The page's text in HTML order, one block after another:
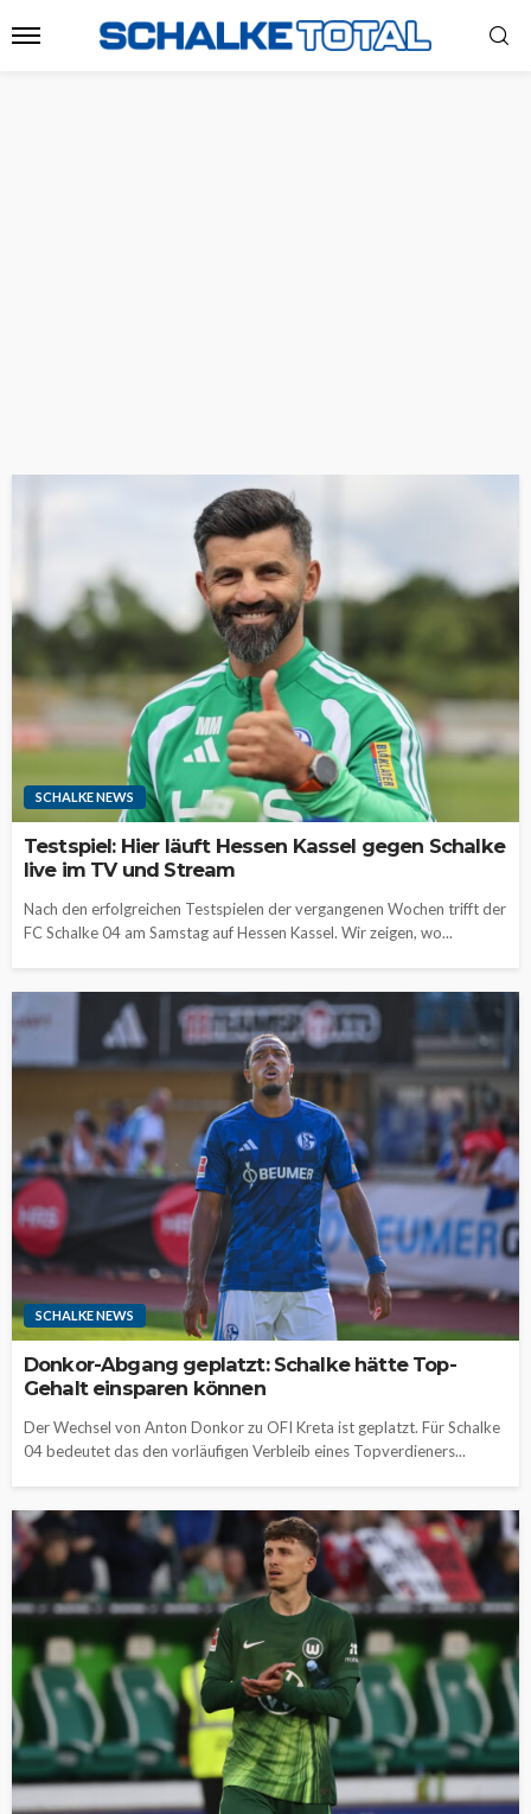
SCHALKE NEWS
Testspiel: Hier läuft Hessen Kassel gegen Schalke
live im TV und Stream
Nach den erfolgreichen Testspielen der vergangenen Wochen trifft der
FC Schalke 04 am Samstag auf Hessen Kassel. Wir zeigen, wo...
SCHALKE NEWS
Donkor-Abgang geplatzt: Schalke hätte Top-
Gehalt einsparen können
Der Wechsel von Anton Donkor zu OFI Kreta ist geplatzt. Für Schalke
04 bedeutet das den vorläufigen Verbleib eines Topverdieners...